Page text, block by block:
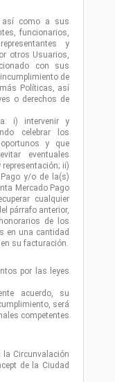
así como a sus
funcionarios,
y
otros Usuarios,
con sus
de
Políticas, así
o derechos de
i) intervenir y
celebrar los
y que
eventuales
ii)
y/o de la(s)
Mercado Pago
cualquier
párrafo anterior,
de los
en una cantidad
su facturación.
por las leyes
acuerdo, su
será
competentes
la Circunvalación
de la Ciudad